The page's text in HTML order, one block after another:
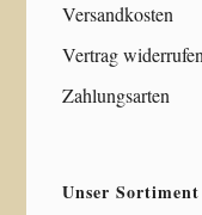
Versandkosten
Vertrag
Zahlungsarten
Unser